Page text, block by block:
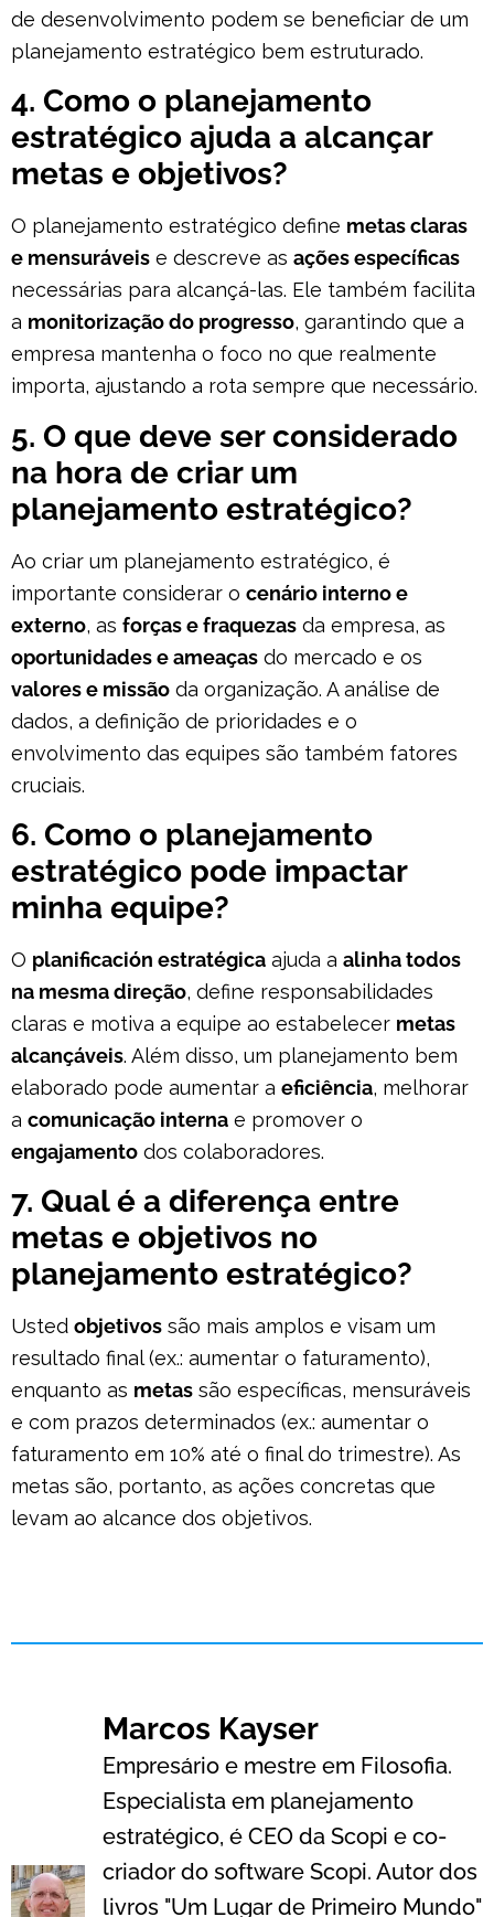
de desenvolvimento podem se beneficiar de um
planejamento estratégico bem estruturado.
4. Como o planejamento
estratégico ajuda a alcançar
metas e objetivos?
O planejamento estratégico define metas claras
e mensuráveis e descreve as ações específicas
necessárias para alcançá-las. Ele também facilita
a monitorização do progresso, garantindo que a
empresa mantenha o foco no que realmente
importa, ajustando a rota sempre que necessário.
5. O que deve ser considerado
na hora de criar um
planejamento estratégico?
Ao criar um planejamento estratégico, é
importante considerar o cenário interno e
externo, as forças e fraquezas da empresa, as
oportunidades e ameaças do mercado e os
valores e missão da organização. A análise de
dados, a definição de prioridades e o
envolvimento das equipes são também fatores
cruciais.
6. Como o planejamento
estratégico pode impactar
minha equipe?
O planificación estratégica ajuda a alinha todos
na mesma direção, define responsabilidades
claras e motiva a equipe ao estabelecer metas
alcançáveis. Além disso, um planejamento bem
elaborado pode aumentar a eficiência, melhorar
a comunicação interna e promover o
engajamento dos colaboradores.
7. Qual é a diferença entre
metas e objetivos no
planejamento estratégico?
Usted objetivos são mais amplos e visam um
resultado final (ex.: aumentar o faturamento),
enquanto as metas são específicas, mensuráveis
e com prazos determinados (ex.: aumentar o
faturamento em 10% até o final do trimestre). As
metas são, portanto, as ações concretas que
levam ao alcance dos objetivos.
Marcos Kayser
Empresário e mestre em Filosofia.
Especialista em planejamento
estratégico, é CEO da Scopi e co-
criador do software Scopi. Autor dos
livros "Um Lugar de Primeiro Mundo"